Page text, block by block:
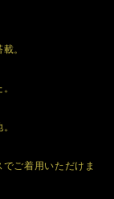
。
ご着用いただけま